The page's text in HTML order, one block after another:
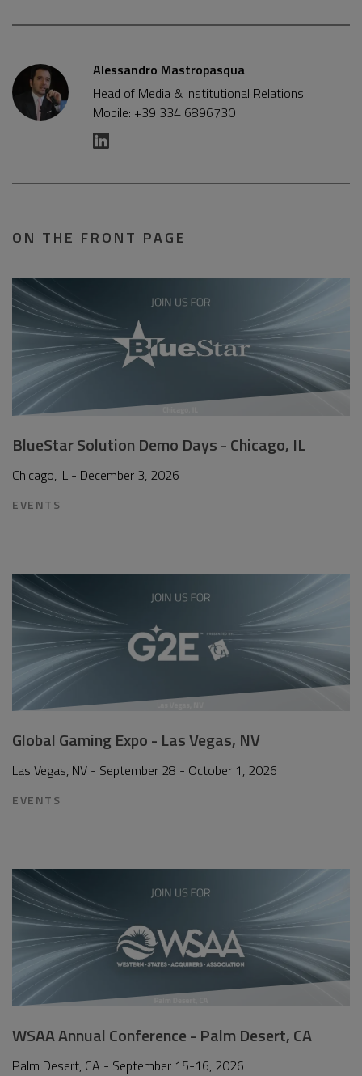
Alessandro Mastropasqua
Head of Media & Institutional Relations
Mobile: +39 334 6896730
ON THE FRONT PAGE
BlueStar Solution Demo Days - Chicago, IL
Chicago, IL - December 3, 2026
EVENTS
Global Gaming Expo - Las Vegas, NV
Las Vegas, NV - September 28 - October 1, 2026
EVENTS
WSAA Annual Conference - Palm Desert, CA
Palm Desert, CA - September 15-16, 2026